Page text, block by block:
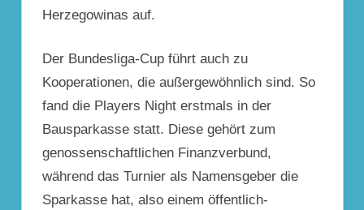
Herzegowinas auf.
Der Bundesliga-Cup führt auch zu
Kooperationen, die außergewöhnlich sind. So
fand die Players Night erstmals in der
Bausparkasse statt. Diese gehört zum
genossenschaftlichen Finanzverbund,
während das Turnier als Namensgeber die
Sparkasse hat, also einem öffentlich-